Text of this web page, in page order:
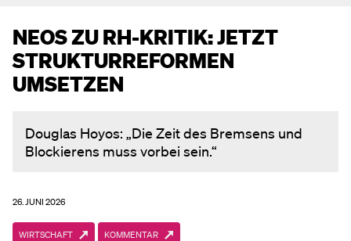
NEOS ZU RH-KRITIK: JETZT
STRUKTUR­REFORMEN
UMSETZEN
Douglas Hoyos: „Die Zeit des Bremsens und
Blockierens muss vorbei sein.“
26. JUNI 2026
WIRTSCHAFT KOMMENTAR